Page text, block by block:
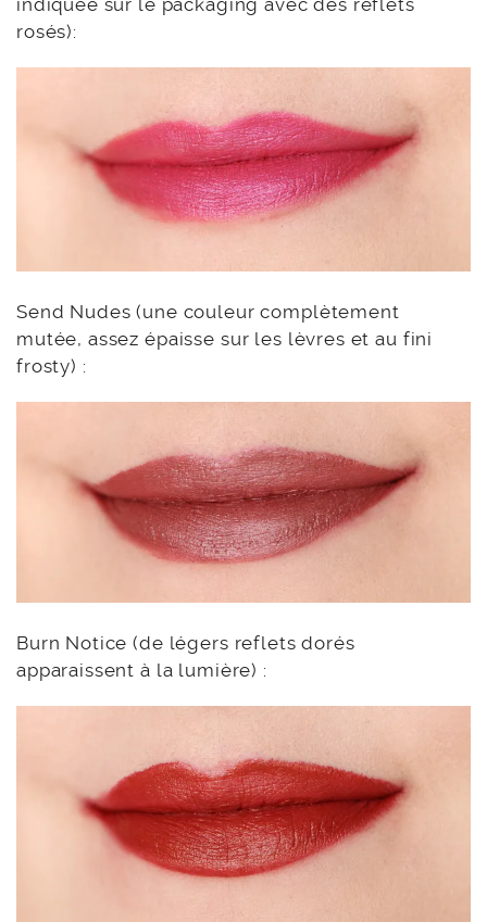
rosés):
Send Nudes (une couleur complètement
mutée, assez épaisse sur les lèvres et au fini
frosty) :
Burn Notice (de légers reflets dorés
apparaissent à la lumière) :